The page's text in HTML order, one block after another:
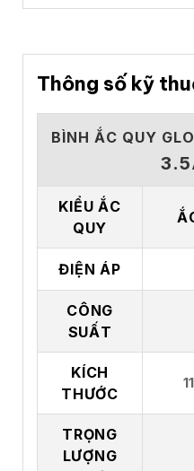
Thông số kỹ
BÌNH ẮC QUY
KIỂU ẮC
QUY
ĐIỆN ÁP
CÔNG
SUẤT
KÍCH
THƯỚC
TRỌNG
LƯỢNG